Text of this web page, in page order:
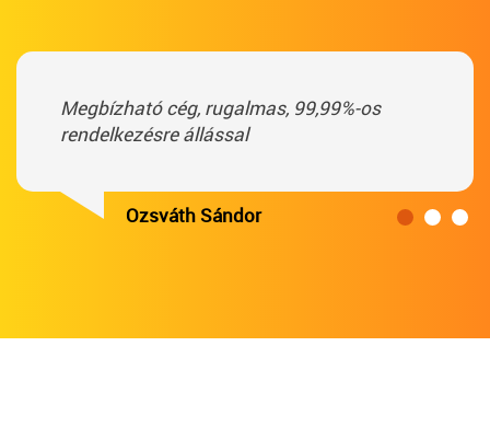
Megbízható cég, rugalmas, 99,99%-os
rendelkezésre állással
Ozsváth Sándor